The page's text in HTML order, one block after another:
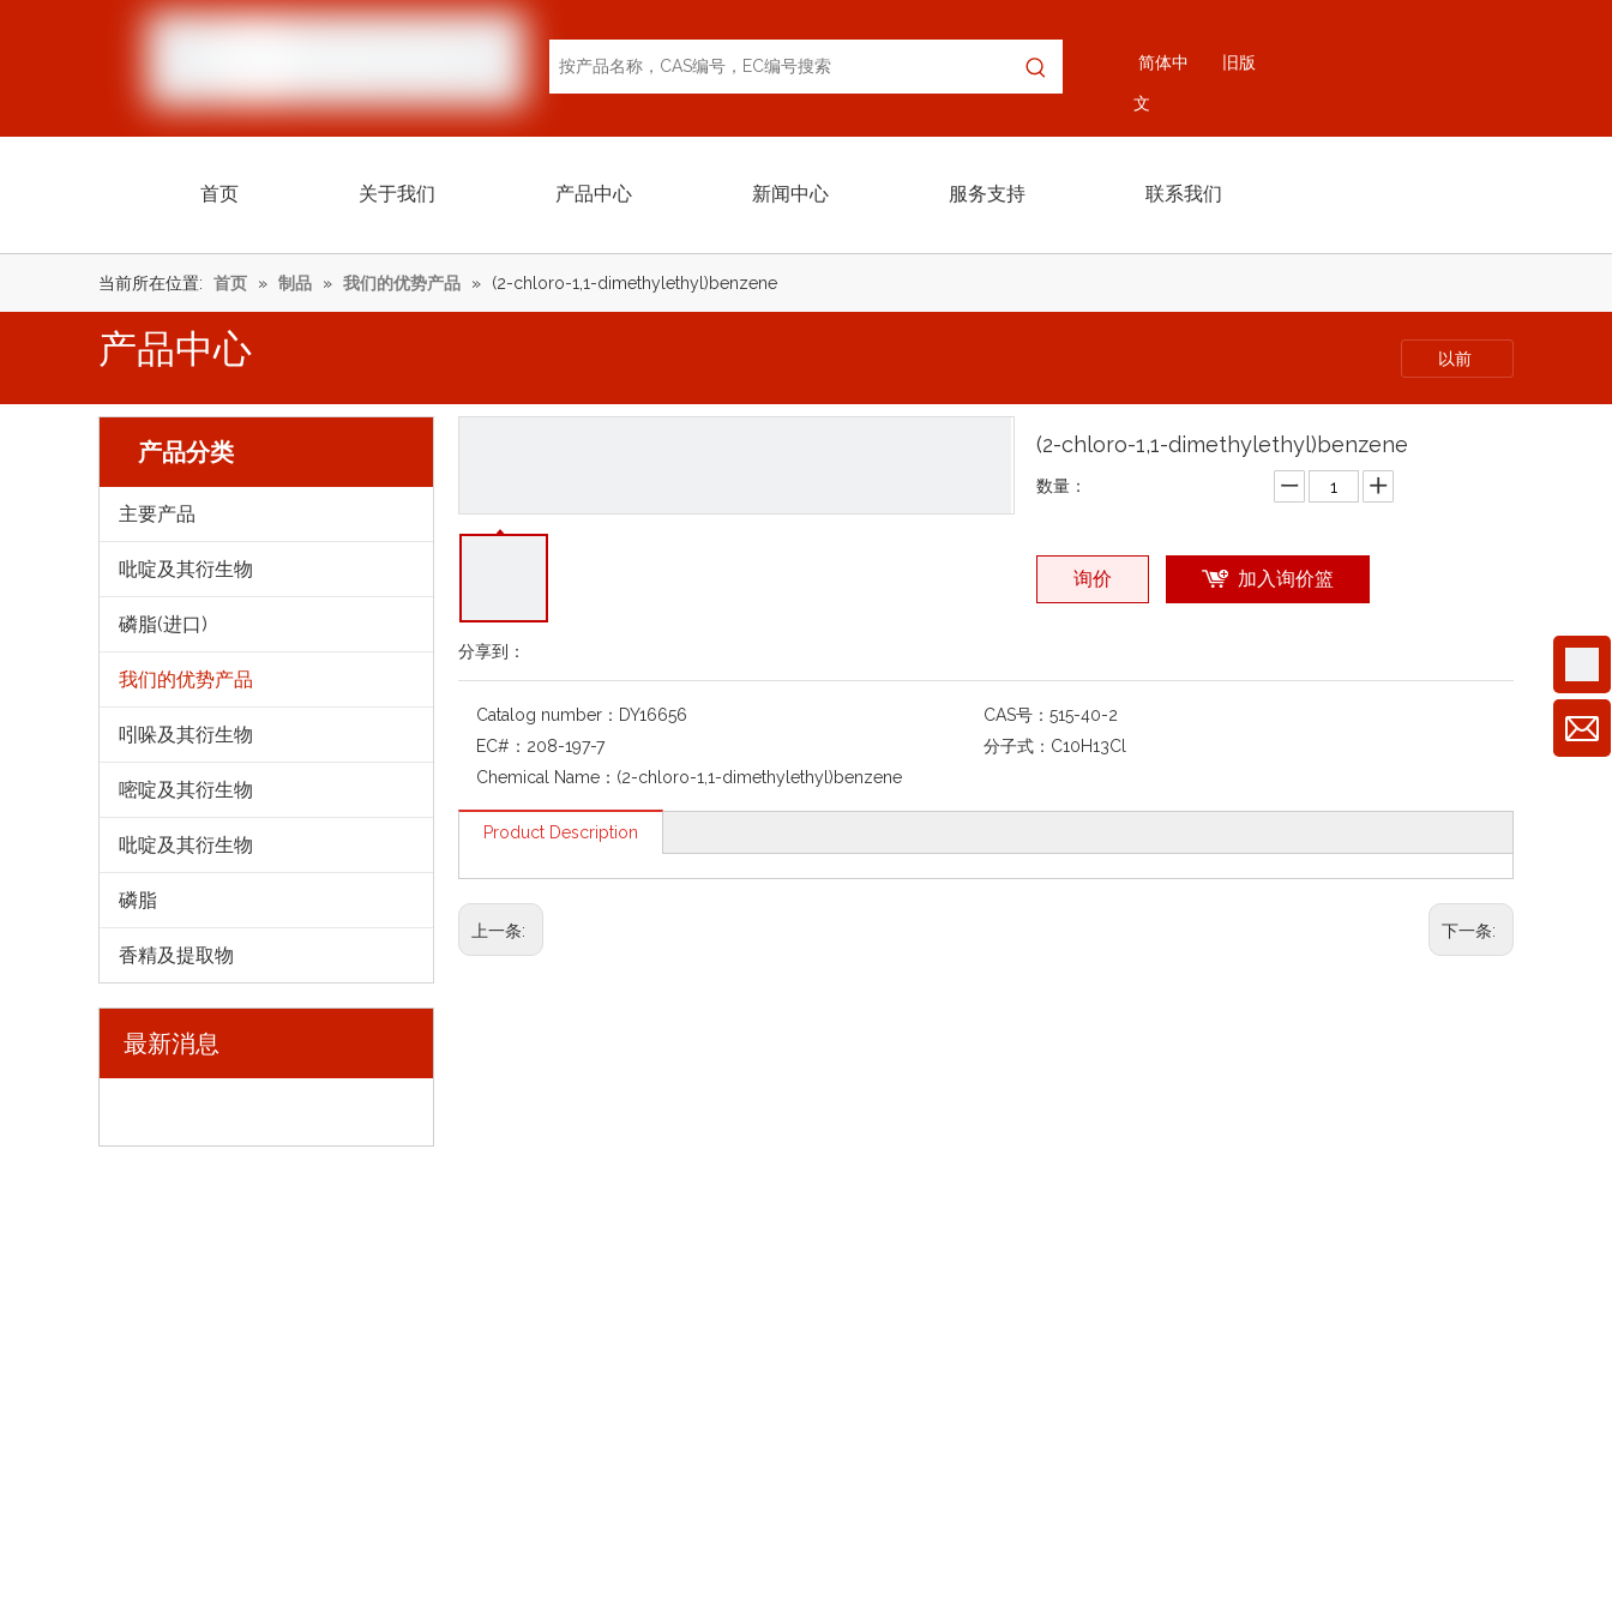
简体中
文
旧版
首页 关于我们 产品中心 新闻中心 服务支持 联系我们
当前所在位置: 首页 » 制品 » 我们的优势产品 » (2-chloro-1,1-dimethylethyl)benzene
产品中心 以前
产品分类
主要产品
吡啶及其衍生物
磷脂(进口)
我们的优势产品
吲哚及其衍生物
嘧啶及其衍生物
吡啶及其衍生物
磷脂
香精及提取物
最新消息
分享到：
(2-chloro-1,1-dimethylethyl)benzene
数量：
询价 加入询价篮
Catalog number： DY16656 CAS号：515-40-2
EC#： 208-197-7 分子式： C10H13Cl
Chemical Name： (2-chloro-1,1-dimethylethyl)benzene
Product Description
上一条: 下一条: